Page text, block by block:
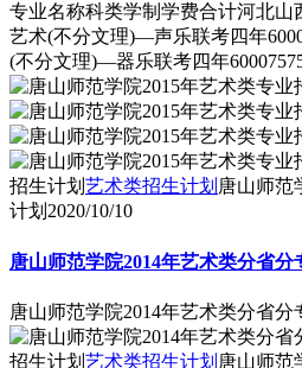
专业名称科类学制学费合计河北山
艺术(不分文理)―声乐联考四年
(不分文理)―器乐联考四年
招生计划 艺术类招生计划 唐山师范
计划 2020/10/10
唐山师范学院2014年艺术类分省分
唐山师范学院2014年艺术类分省分
招生计划 艺术类招生计划 唐山师范